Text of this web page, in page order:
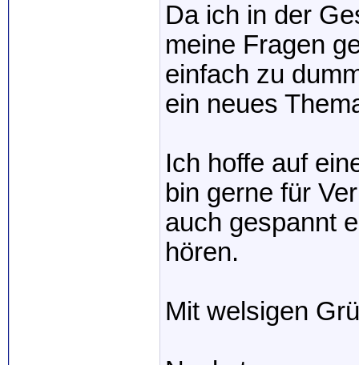
Da ich in der
meine Fragen
einfach zu
ein neues
Ich hoffe auf
bin gerne für
auch gespannt
hören.
Mit welsigen